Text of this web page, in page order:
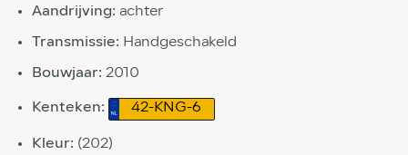
Aandrijving: achter
Transmissie: Handgeschakeld
Bouwjaar: 2010
Kenteken: 42-KNG-6
Kleur: (202)